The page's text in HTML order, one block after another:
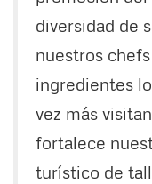
diversidad de
nuestros
ingredientes
vez más
fortalece
turístico de